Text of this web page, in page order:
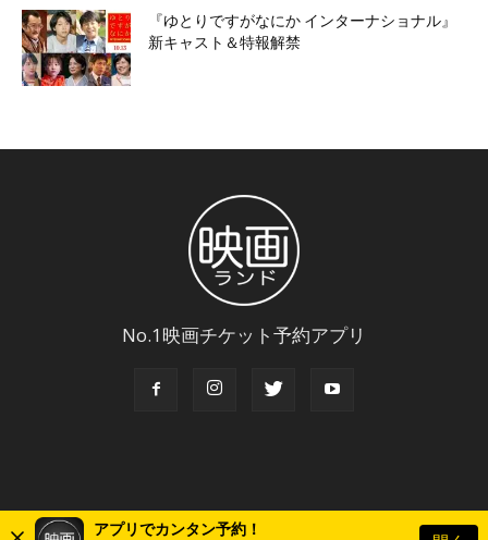
アプリでカンタン予約！
『ゆとりですがなにか インターナショナル』
新キャスト＆特報解禁
No.1映画チケット予約アプリ